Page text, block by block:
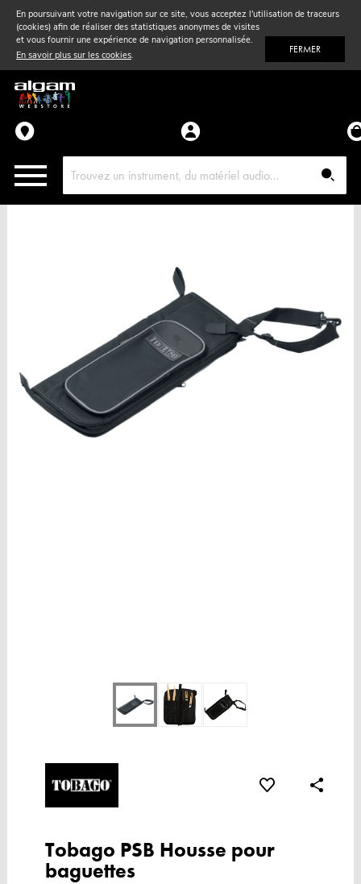
En poursuivant votre navigation sur ce site, vous acceptez l'utilisation de traceurs
(cookies) afin de réaliser des statistiques anonymes de visites
et vous fournir une expérience de navigation personnalisée.
En savoir plus sur les cookies. FERMER
Vent& Violon
Accessoires
Pièces détachées
Tobago PSB Housse pour
baguettes